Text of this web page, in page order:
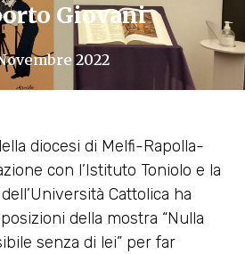
Giovani
2022
diocesi di Melfi-Rapolla-
con l’Istituto Toniolo e la
Cattolica ha
della mostra “Nulla
senza di lei” per far